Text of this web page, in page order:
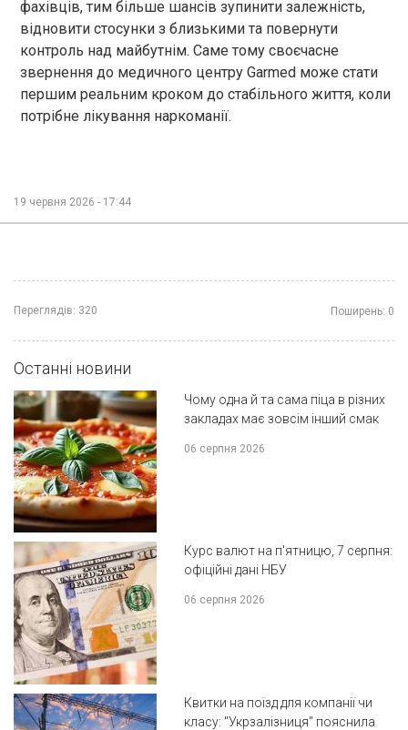
фахівців, тим більше шансів зупинити залежність,
відновити стосунки з близькими та повернути
контроль над майбутнім. Саме тому своєчасне
звернення до медичного центру Garmed може стати
першим реальним кроком до стабільного життя, коли
потрібне лікування наркоманії.
19 червня 2026 - 17:44
Переглядів: 320 Поширень: 0
Останні новини
Чому одна й та сама піца в різних
закладах має зовсім інший смак
06 серпня 2026
Курс валют на п'ятницю, 7 серпня:
офіційні дані НБУ
06 серпня 2026
Квитки на поїзд для компанії чи
класу: "Укрзалізниця" пояснила